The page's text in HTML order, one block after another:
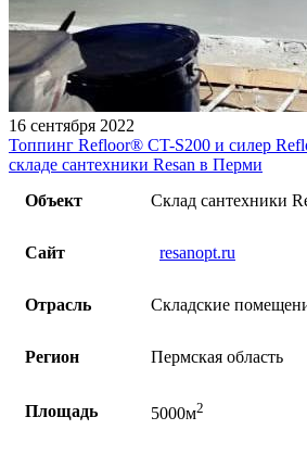
16 сентября 2022
Топпинг Refloor®️ CT-S200 и силер
складе сантехники Resan в Перми
Объект
Склад сантехники
Сайт resanopt.ru
Отрасль Складские
Регион Пермская область
Площадь 5000м2